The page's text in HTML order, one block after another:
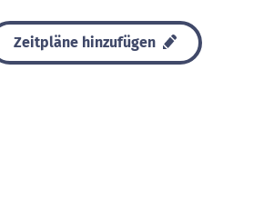
Zeitpläne hinzufügen